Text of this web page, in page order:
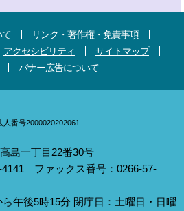
て
リンク・著作権・免責事項
アクセシビリティ
サイトマップ
バナー広告について
人番号2000020202061
島一丁目22番30号
4141 ファックス番号：0266-57-
午後5時15分 閉庁日：土曜日・日曜